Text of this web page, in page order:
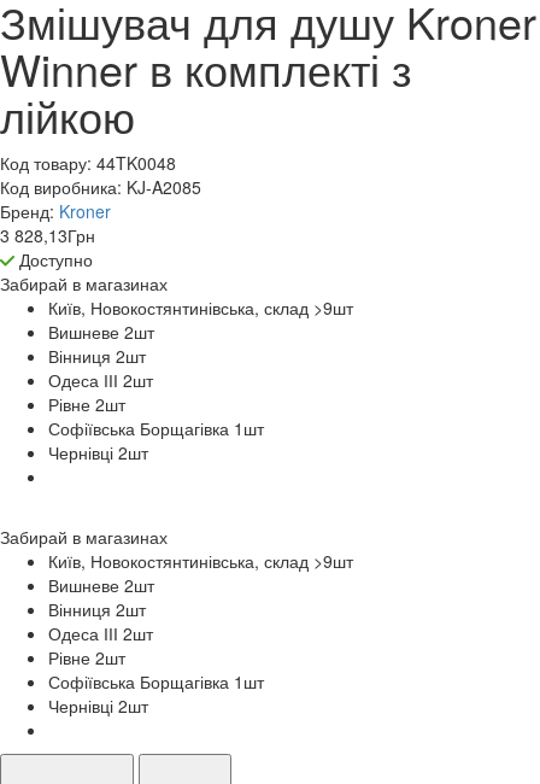
Змішувач для душу Kroner
Winner в комплекті з
лійкою
Код товару: 44TK0048
Код виробника: KJ-A2085
Бренд: Kroner
3 828,13Грн
Доступно
Забирай в магазинах
Київ, Новокостянтинівська, склад >9шт
Вишневе 2шт
Вінниця 2шт
Одеса ІІІ 2шт
Рівне 2шт
Софіївська Борщагівка 1 шт
Чернівці 2шт
Забирай в магазинах
Київ, Новокостянтинівська, склад >9шт
Вишневе 2шт
Вінниця 2шт
Одеса ІІІ 2шт
Рівне 2шт
Софіївська Борщагівка 1 шт
Чернівці 2шт